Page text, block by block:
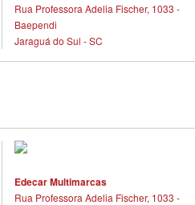
Rua Professora Adelia Fischer, 1033 -
Baependi
Jaraguá do Sul - SC
Edecar Multimarcas
Rua Professora Adelia Fischer, 1033 -